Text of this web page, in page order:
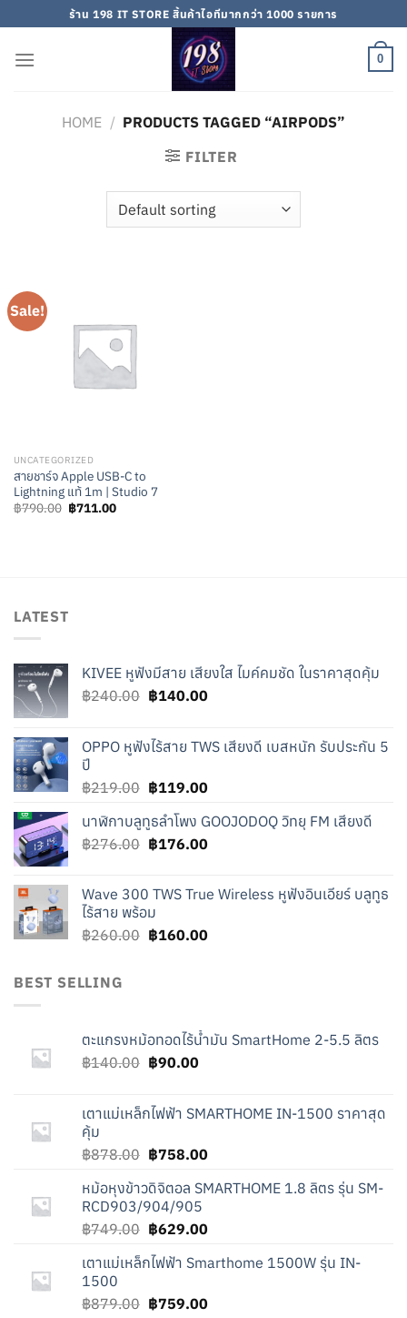
to
content
ร้าน 198 IT STORE สิ้นค้าไอทีมากกว่า 1000 รายการ
0
HOME / PRODUCTS TAGGED “AIRPODS”
FILTER
Sale!
UNCATEGORIZED
สายชาร์จ Apple USB-C to
Lightning แท้ 1m | Studio 7
฿790.00 Original
price
฿711.00Current
LATEST
KIVEE หูฟังมีสาย เสียงใส ไมค์คมชัด ในราคาสุดคุ้ม
฿240.00 Original
฿240.00.
฿140.00Current
฿140.00.
OPPO หูฟังไร้สาย TWS เสียงดี เบสหนัก รับประกัน 5
ปี
฿219.00 Original
was:
฿219.00.
฿119.00Current
is:
฿119.00.
นาฬิกาบลูทูธลำโพง GOOJODOQ วิทยุ FM เสียงดี
฿276.00 Original
฿276.00.
฿176.00Current
฿176.00.
Wave 300 TWS True Wireless หูฟังอินเอียร์ บลูทูธ
ไร้สาย พร้อม
฿260.00 Original
฿160.00Current
BEST SELLING
ตะแกรงหม้อทอดไร้น้ำมัน SmartHome 2-5.5 ลิตร
฿140.00 Original
฿140.00.
฿90.00Current
฿90.00.
เตาแม่เหล็กไฟฟ้า SMARTHOME IN-1500 ราคาสุด
คุ้ม
฿878.00 Original
was:
฿878.00.
฿758.00Current
is:
หม้อหุงข้าวดิจิตอล SMARTHOME 1.8 ลิตร รุ่น SM-
RCD903/904/905
฿749.00 Original
was:
฿629.00Current
is:
เตาแม่เหล็กไฟฟ้า Smarthome 1500W รุ่น IN-
1500
฿879.00 Original
฿759.00Current